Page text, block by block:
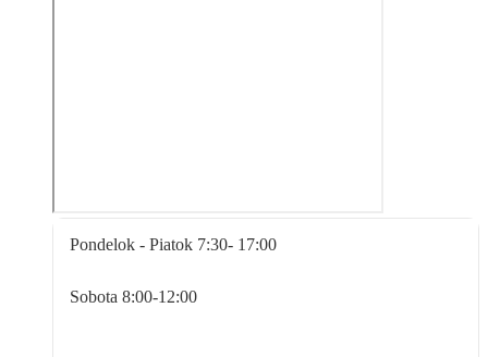
Pondelok - Piatok 7:30- 17:00
Sobota 8:00-12:00